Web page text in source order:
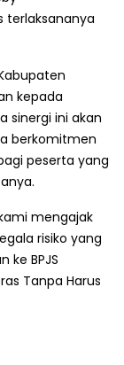
terlaksananya
kepada
sinergi ini akan
berkomitmen
peserta yang
mengajak
risiko yang
ke BPJS
Tanpa Harus